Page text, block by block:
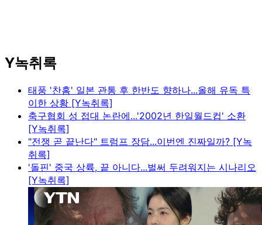
Y녹취록
태풍 '찬홈' 일본 관통 후 한반도 향하나...올해 유독 특
이한 상황 [Y녹취록]
축구협회 성 접대 논란에...'2002년 한일월드컵' 소환
[Y녹취록]
"전쟁 곧 끝난다" 트럼프 장담...이번엔 진짜일까? [Y녹
취록]
'돌핀' 중국 상륙, 끝 아니다...벌써 두려워지는 시나리오
[Y녹취록]